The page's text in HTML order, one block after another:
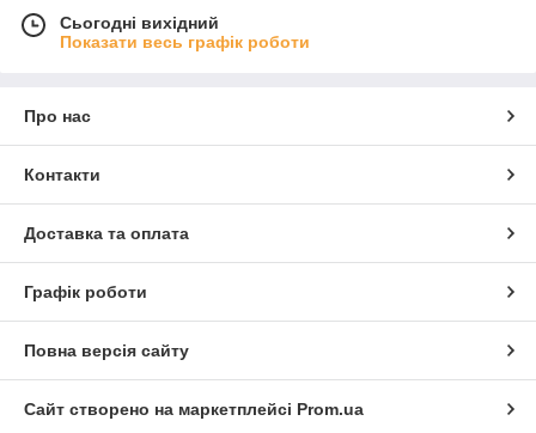
Сьогодні вихідний
Показати весь графік роботи
Про нас
Контакти
Доставка та оплата
Графік роботи
Повна версія сайту
Сайт створено на маркетплейсі Prom.ua